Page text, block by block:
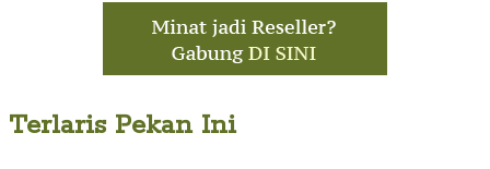
Terlaris Pekan Ini